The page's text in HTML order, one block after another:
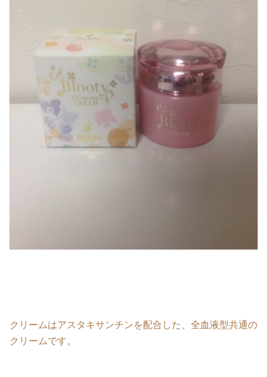
クリームはアスタキサンチンを配合した、全血液型共通の
クリームです。